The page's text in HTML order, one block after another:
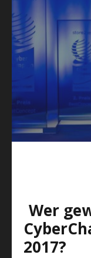
Wer gewinnt den
2017?